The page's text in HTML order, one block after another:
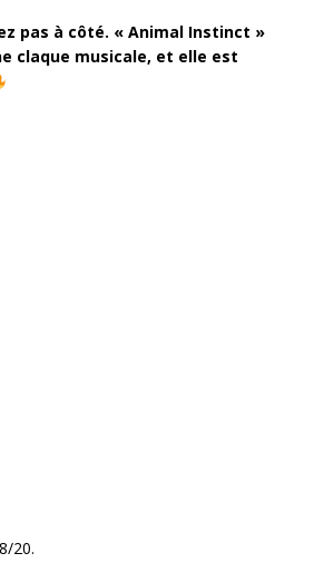
pas à côté. « Animal Instinct »
claque musicale, et elle est
20.